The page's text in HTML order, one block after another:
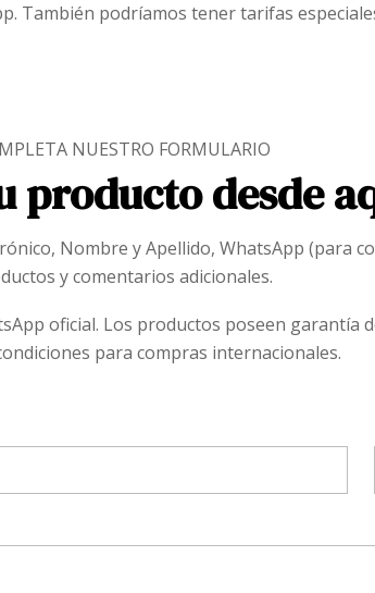
También podríamos tener tarifas
NUESTRO FORMULARIO
producto desde
Nombre y Apellido, WhatsApp (para
y comentarios adicionales.
oficial. Los productos poseen
para compras internacionales.